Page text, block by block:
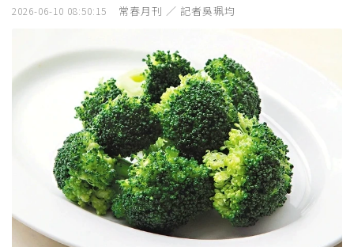
2026-06-10 08:50:15 常春月刊 ／ 記者吳珮均